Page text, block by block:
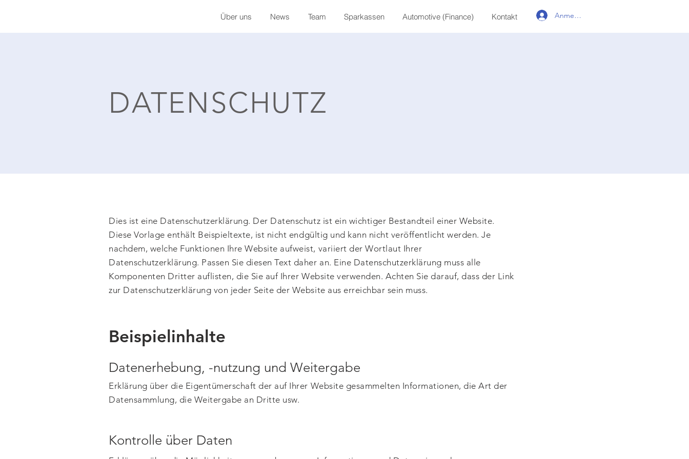
Über uns News Team Sparkassen Automotive (Finance) Kontakt Anmelden
DATENSCHUTZ
Dies ist eine Datenschutzerklärung. Der Datenschutz ist ein wichtiger Bestandteil einer Website.
Diese Vorlage enthält Beispieltexte, ist nicht endgültig und kann nicht veröffentlicht werden. Je
nachdem, welche Funktionen Ihre Website aufweist, variiert der Wortlaut Ihrer
Datenschutzerklärung. Passen Sie diesen Text daher an. Eine Datenschutzerklärung muss alle
Komponenten Dritter auflisten, die Sie auf Ihrer Website verwenden. Achten Sie darauf, dass der Link
zur Datenschutzerklärung von jeder Seite der Website aus erreichbar sein muss.
Beispielinhalte
Datenerhebung, -nutzung und Weitergabe
Erklärung über die Eigentümerschaft der auf Ihrer Website gesammelten Informationen, die Art der
Datensammlung, die Weitergabe an Dritte usw.
Kontrolle über Daten